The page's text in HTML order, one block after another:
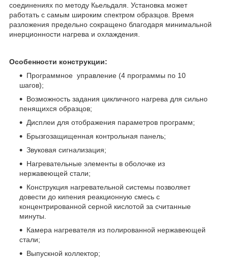
соединениях по методу Кьельдаля. Установка может
работать с самым широким спектром образцов. Время
разложения предельно сокращено благодаря минимальной
инерционности нагрева и охлаждения.
Особенности конструкции:
Программное управление (4 программы по 10
шагов);
Возможность задания цикличного нагрева для сильно
пенящихся образцов;
Дисплеи для отображения параметров программ;
Брызгозащищенная контрольная панель;
Звуковая сигнализация;
Нагревательные элементы в оболочке из
нержавеющей стали;
Конструкция нагревательной системы позволяет
довести до кипения реакционную смесь с
концентрированной серной кислотой за считанные
минуты.
Камера нагревателя из полированной нержавеющей
стали;
Выпускной коллектор;